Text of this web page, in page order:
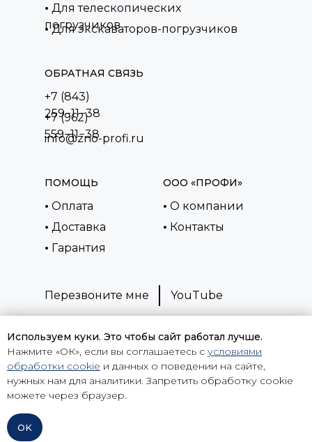
• Для телескопических
погрузчиков
•Для экскаваторов-погрузчиков
ПОМОЩЬ
• Оплата
• Доставка
• Гарантия
ОБРАТНАЯ СВЯЗЬ
+7 (843)
259−11−38
+7 (962)
559−11−38
info@zno-profi.ru
ООО «ПРОФИ»
• О компании
• Контакты
Перезвоните мне YouTube
Политика
конфиденциальности
Оферта
Используем куки. Это чтобы сайт работал лучше.
Нажмите «ОК», если вы соглашаетесь с условиями
обработки cookie и данных о поведении на сайте,
нужных нам для аналитики. Запретить обработку cookie
можете через браузер.
OK